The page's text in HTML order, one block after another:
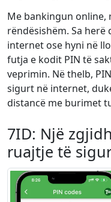
Me bankingun online,
rëndësishëm. Sa
internet ose hyni në
futja e kodit PIN të
veprimin. Në thelb,
sigurt në internet,
distancë me burimet
7ID: Një
ruajtje të